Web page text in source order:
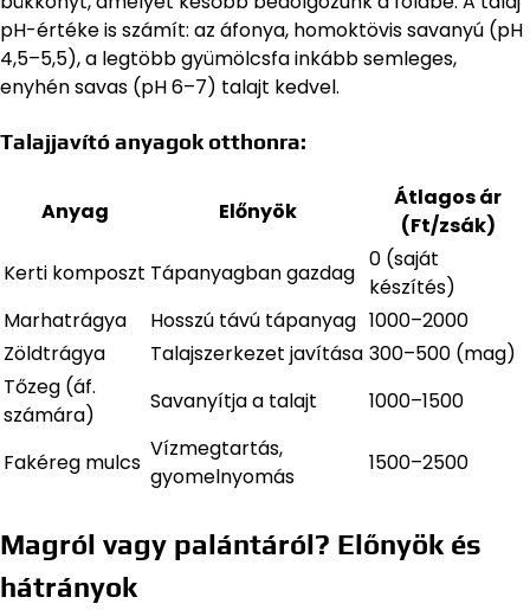
pH-értéke is számít: az áfonya, homoktövis savanyú (pH
4,5–5,5), a legtöbb gyümölcsfa inkább semleges,
enyhén savas (pH 6–7) talajt kedvel.
Talajjavító anyagok otthonra:
Anyag Előnyök
Átlagos ár
(Ft/zsák)
Kerti komposzt Tápanyagban gazdag
0 (saját
készítés)
Marhatrágya
Hosszú távú tápanyag 1000–2000
Zöldtrágya
Talajszerkezet javítása 300–500 (mag)
Tőzeg (áf.
számára)
Savanyítja a talajt 1000–1500
Fakéreg mulcs
Vízmegtartás,
gyomelnyomás
1500–2500
Magról vagy palántáról? Előnyök és
hátrányok